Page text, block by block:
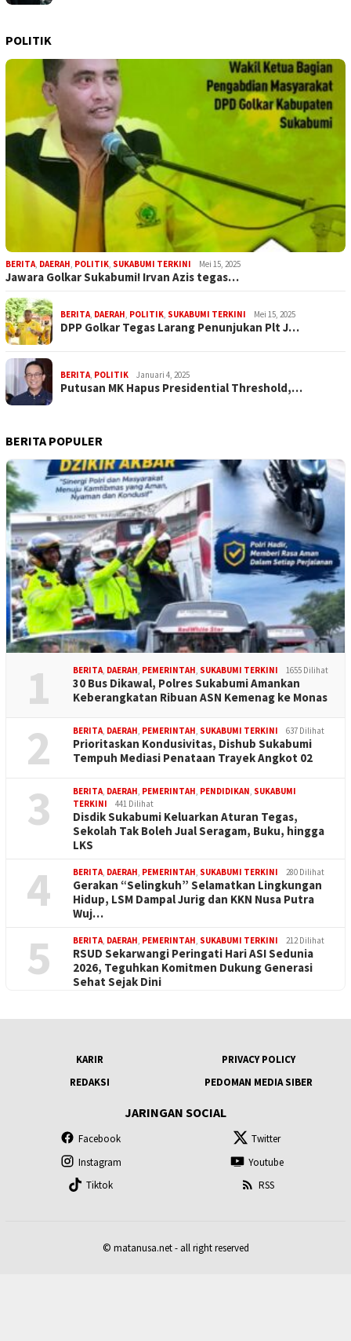
POLITIK
BERITA DAERAH POLITIK SUKABUMI TERKINI Mei 15, 2025
Jawara Golkar Sukabumi! Irvan Azis tegas…
BERITA DAERAH POLITIK SUKABUMI TERKINI Mei 15, 2025
DPP Golkar Tegas Larang Penunjukan Plt J…
BERITA POLITIK Januari 4, 2025
Putusan MK Hapus Presidential Threshold,…
BERITA POPULER
1 BERITA DAERAH PEMERINTAH SUKABUMI TERKINI 1655 Dilihat
30 Bus Dikawal, Polres Sukabumi Amankan
Keberangkatan Ribuan ASN Kemenag ke Monas
2 BERITA DAERAH PEMERINTAH SUKABUMI TERKINI 637 Dilihat
Prioritaskan Kondusivitas, Dishub Sukabumi
Tempuh Mediasi Penataan Trayek Angkot 02
3 BERITA DAERAH PEMERINTAH PENDIDIKAN SUKABUMI
TERKINI
441 Dilihat
Disdik Sukabumi Keluarkan Aturan Tegas,
Sekolah Tak Boleh Jual Seragam, Buku, hingga
LKS
4 BERITA DAERAH PEMERINTAH SUKABUMI TERKINI 280 Dilihat
Gerakan “Selingkuh” Selamatkan Lingkungan
Hidup, LSM Dampal Jurig dan KKN Nusa Putra
Wuj…
5 BERITA DAERAH PEMERINTAH SUKABUMI TERKINI 212 Dilihat
RSUD Sekarwangi Peringati Hari ASI Sedunia
2026, Teguhkan Komitmen Dukung Generasi
Sehat Sejak Dini
KARIR
PRIVACY POLICY
REDAKSI
PEDOMAN MEDIA SIBER
JARINGAN SOCIAL
Facebook
Twitter
Instagram
Youtube
Tiktok
RSS
© matanusa.net - all right reserved